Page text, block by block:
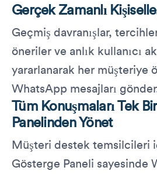
Gerçek Zamanlı
Geçmiş davranışlar,
öneriler ve anlık kullanıcı
yararlanarak her müşteriye
WhatsApp mesajları
Tüm Konuşmaları Tek
Panelinden Yönet
Müşteri destek temsilcileri
Gösterge Paneli sayesinde